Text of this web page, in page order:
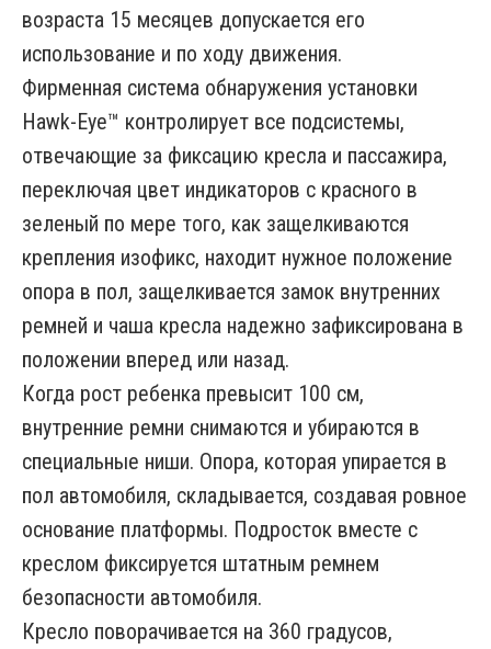
возраста 15 месяцев допускается его
использование и по ходу движения.
Фирменная система обнаружения установки
Hawk-Eye™ контролирует все подсистемы,
отвечающие за фиксацию кресла и пассажира,
переключая цвет индикаторов с красного в
зеленый по мере того, как защелкиваются
крепления изофикс, находит нужное положение
опора в пол, защелкивается замок внутренних
ремней и чаша кресла надежно зафиксирована в
положении вперед или назад.
Когда рост ребенка превысит 100 см,
внутренние ремни снимаются и убираются в
специальные ниши. Опора, которая упирается в
пол автомобиля, складывается, создавая ровное
основание платформы. Подросток вместе с
креслом фиксируется штатным ремнем
безопасности автомобиля.
Кресло поворачивается на 360 градусов,